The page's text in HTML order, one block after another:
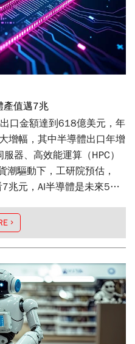
產值邁7兆
口金額達到618億美元，年
增幅，其中半導體出口年增
器、高效能運算（HPC）
潮驅動下，工研院預估，
兆元，AI半導體是未來5年